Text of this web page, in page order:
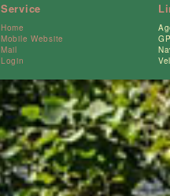
Service
Home
Mobile Website
Mail
Login